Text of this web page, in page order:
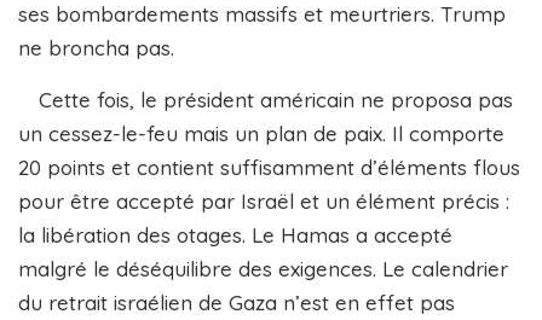
ses bombardements massifs et meurtriers. Trump
ne broncha pas.
Cette fois, le président américain ne proposa pas
un cessez-le-feu mais un plan de paix. Il comporte
20 points et contient suffisamment d’éléments flous
pour être accepté par Israël et un élément précis :
la libération des otages. Le Hamas a accepté
malgré le déséquilibre des exigences. Le calendrier
du retrait israélien de Gaza n’est en effet pas